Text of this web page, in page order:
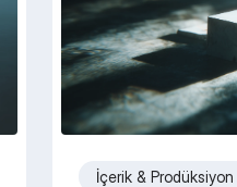
İçerik & Prodüksiyon